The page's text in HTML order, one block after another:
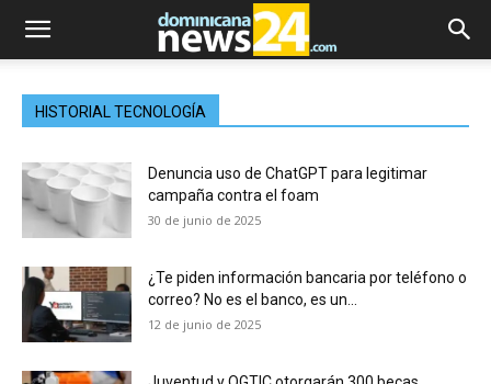
HISTORIAL TECNOLOGÍA
Denuncia uso de ChatGPT para legitimar
campaña contra el foam
30 de junio de 2025
¿Te piden información bancaria por teléfono o
correo? No es el banco, es un...
12 de junio de 2025